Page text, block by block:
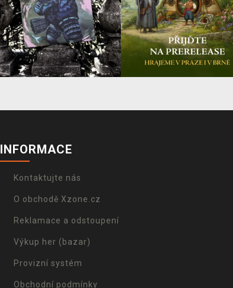
INFORMACE
Kontaktujte nás
O obchodě Xzone.cz
Reklamace a odstoupení
Výkup her (bazar)
Provizní systém
Obchodní podmínky